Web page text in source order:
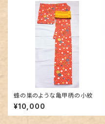
蜂の巣のような亀甲柄の小紋
¥10,000